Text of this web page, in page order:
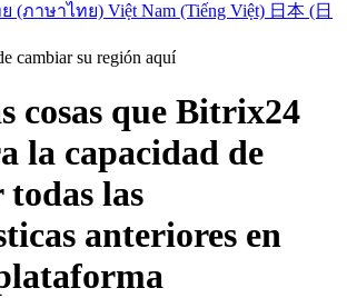
(ภาษาไทย) Việt Nam (Tiếng Việt) 日本 (日
cambiar su región aquí
cosas que Bitrix24
la capacidad de
las
anteriores en